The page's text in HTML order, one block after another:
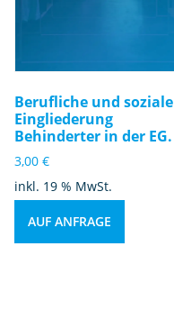
Berufliche und soziale
Eingliederung
Behinderter in der EG.
3,00 €
inkl. 19 % MwSt.
AUF ANFRAGE